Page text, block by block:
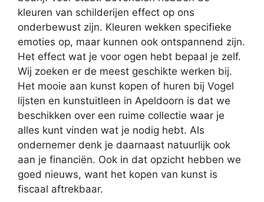
kleuren van schilderijen effect op ons
onderbewust zijn. Kleuren wekken specifieke
emoties op, maar kunnen ook ontspannend zijn.
Het effect wat je voor ogen hebt bepaal je zelf.
Wij zoeken er de meest geschikte werken bij.
Het mooie aan kunst kopen of huren bij Vogel
lijsten en kunstuitleen in Apeldoorn is dat we
beschikken over een ruime collectie waar je
alles kunt vinden wat je nodig hebt. Als
ondernemer denk je daarnaast natuurlijk ook
aan je financiën. Ook in dat opzicht hebben we
goed nieuws, want het kopen van kunst is
fiscaal aftrekbaar.